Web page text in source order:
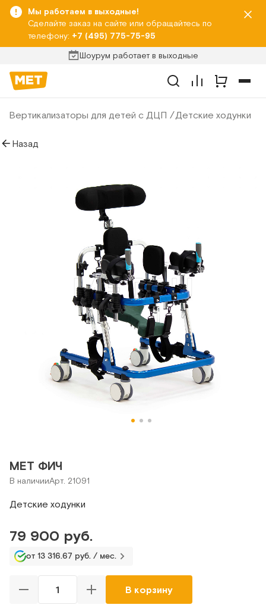
Мы работаем в выходные!
Сделайте заказ на сайте или обращайтесь по
телефону: +7 (495) 775-75-95
Шоурум работает в выходные
Вертикализаторы для детей с ДЦП Детские ходунки
Назад
MET ФИЧ
В наличииАрт. 21091
Детские ходунки
79 900 руб.
от 13 316.67 руб. / мес.
В корзину